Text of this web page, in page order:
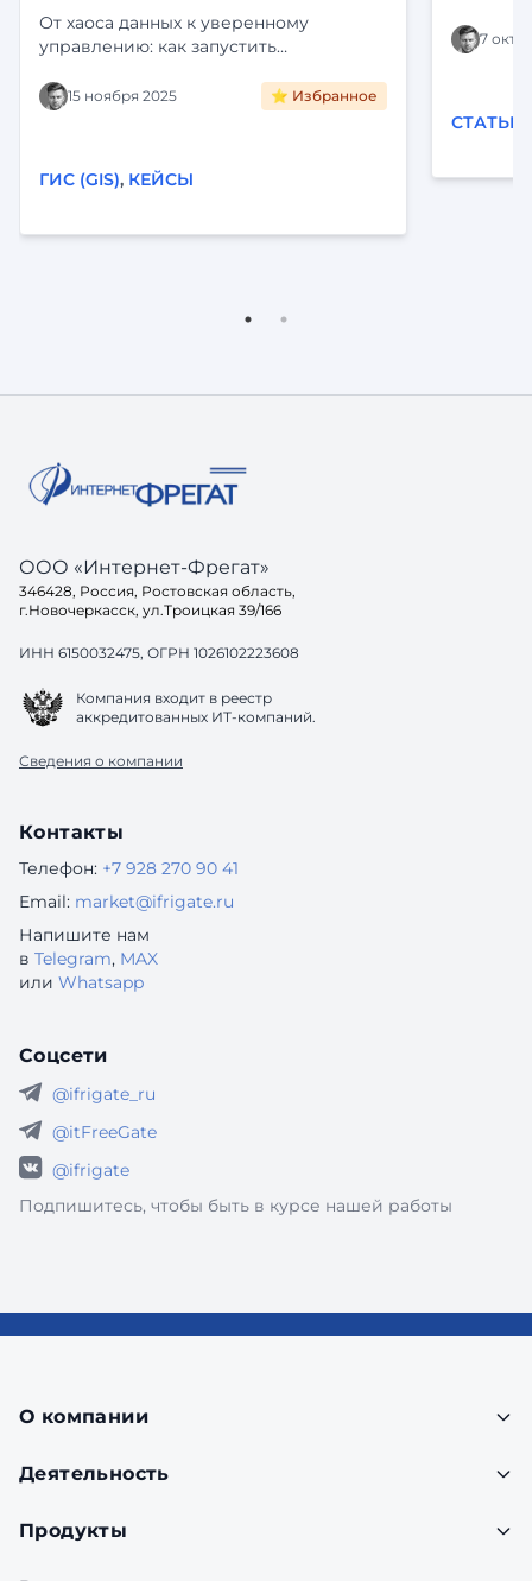
От хаоса данных к уверенному
управлению: как запустить
холдинга. Интеграция с ЕГРН,
визуализация на карте и
внедрения «Фарватер-Активы».
15 ноября 2025 ⭐ Избранное
ГИС (GIS), КЕЙСЫ
7
СТАТЬИ
ООО «Интернет-Фрегат»
346428, Россия, Ростовская область,
г.Новочеркасск, ул.Троицкая 39/166
ИНН 6150032475, ОГРН 1026102223608
Компания входит в реестр
аккредитованных ИТ-компаний.
Сведения о компании
Контакты
Телефон: +7 928 270 90 41
Email: market@ifrigate.ru
Напишите нам
в Telegram, MAX
или Whatsapp
Соцсети
@ifrigate_ru
@itFreeGate
@ifrigate
Подпишитесь, чтобы быть в курсе нашей работы
О компании
Деятельность
Продукты